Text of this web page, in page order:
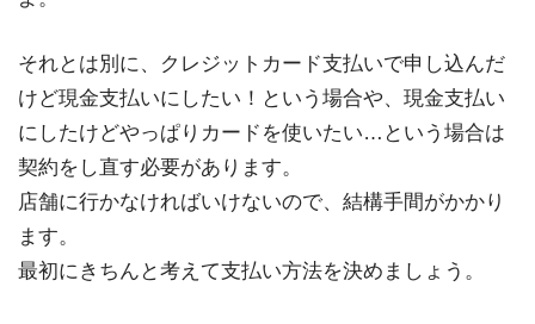
それとは別に、クレジットカード支払いで申し込んだ
けど現金支払いにしたい！という場合や、現金支払い
にしたけどやっぱりカードを使いたい…という場合は
契約をし直す必要があります。
店舗に行かなければいけないので、結構手間がかかり
ます。
最初にきちんと考えて支払い方法を決めましょう。